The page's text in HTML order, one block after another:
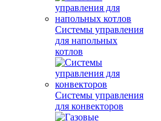
Системы управления
для напольных
котлов
Системы управления
для конвекторов